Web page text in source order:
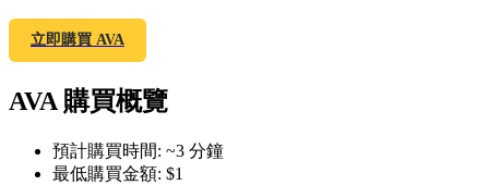
立即購買 AVA
AVA 購買概覽
預計購買時間: ~3 分鐘
最低購買金額: $1